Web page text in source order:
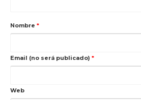
Nombre *
Email (no será publicado) *
Web